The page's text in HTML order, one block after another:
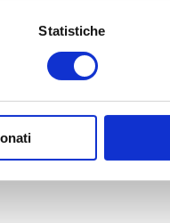
Statistiche
del Centro America con
mundo maya
che lascia chiunque a